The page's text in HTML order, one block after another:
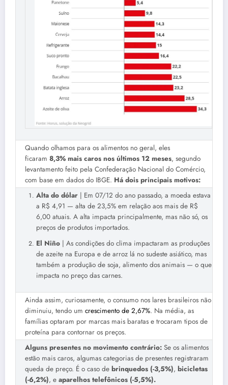
Quando olhamos para os alimentos no geral, eles
ficaram 8,3% mais caros nos últimos 12 meses, segundo
levantamento feito pela Confederação Nacional do Comércio,
com base em dados do IBGE. Há dois principais motivos:
Alta do dólar | Em 07/12 do ano passado, a moeda estava
a R$ 4,91 — alta de 23,5% em relação aos mais de R$
6,00 atuais. A alta impacta principalmente, mas não só, os
preços de produtos importados.
El Niño | As condições do clima impactaram as produções
de azeite na Europa e de arroz lá no sudeste asiático, mas
também a produção de soja, alimento dos animais — o que
impacta no preço das carnes.
Ainda assim, curiosamente, o consumo nos lares brasileiros não
diminuiu, tendo um crescimento de 2,67%. Na média, as
famílias optaram por marcas mais baratas e trocaram tipos de
proteína para contornar os preços.
Alguns presentes no movimento contrário: Se os alimentos
estão mais caros, algumas categorias de presentes registraram
queda de preço. É o caso de brinquedos (-3,5%), bicicletas
(-6,2%), e aparelhos telefônicos (-5,5%).